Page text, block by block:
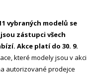
vybraných modelů se
zástupci všech
Akce platí do 30. 9.
které modely jsou v akci
autorizované prodejce